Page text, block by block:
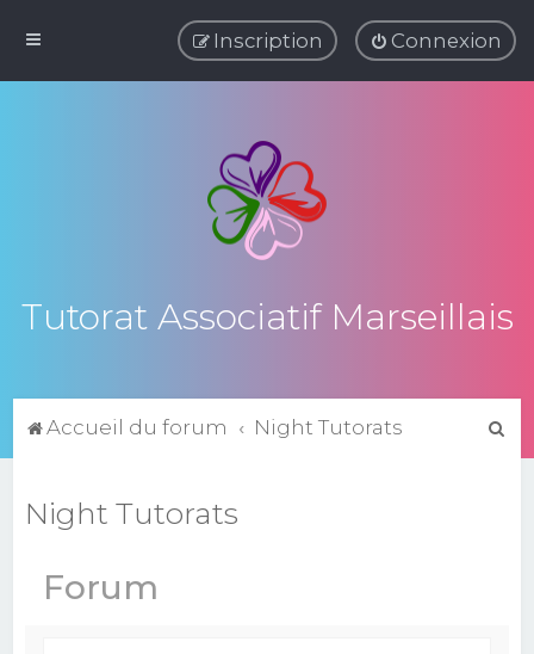
Connexion
Inscription
Tutorat Associatif Marseillais
Accueil du forum Night Tutorats
Night Tutorats
Forum